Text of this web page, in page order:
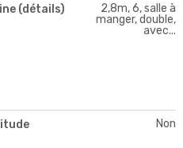
(détails)
2,8m, 6, salle à
manger, double,
avec...
Non